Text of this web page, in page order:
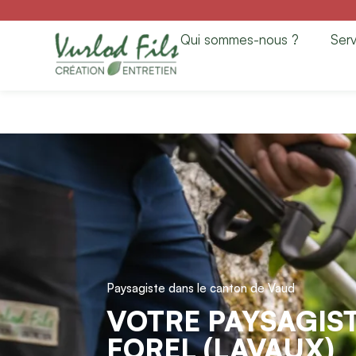
Qui sommes-nous ?
Paysagiste à
Entretien
Paysagiste dans le canton de Vaud
VOTRE
FOREL (LAVAUX)